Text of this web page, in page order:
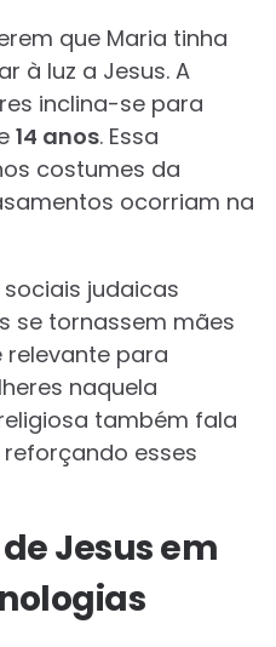
que Maria tinha
à luz a Jesus. A
inclina-se para
14 anos. Essa
costumes da
ocorriam na
judaicas
se tornassem mães
relevante para
naquela
também fala
esses
Jesus em